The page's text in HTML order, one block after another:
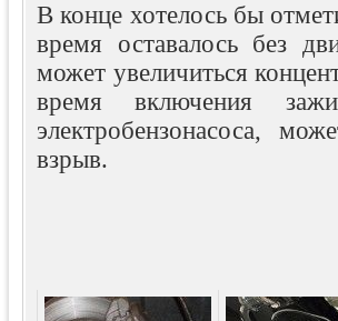
В конце хотелось бы
время оставалось без
может увеличиться
время включения
электробензонасоса,
взрыв.